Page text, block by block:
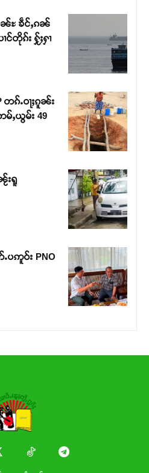
SHAN
င်း ၵူႈတီႈၵူႈလႅၼ်ပေႃးတေၸွ
လႆႈယူႇၶႃႈဢေႃႈ။
ႊ ၶဵင်ႇၵၼ်
တိုၵ်း ႁႂ်ႈႁၢ
တၵ်ႉဝႃႈၵူၼ်း
ႇယွမ်း 49
းရူ
ဢူဝ်း PNO